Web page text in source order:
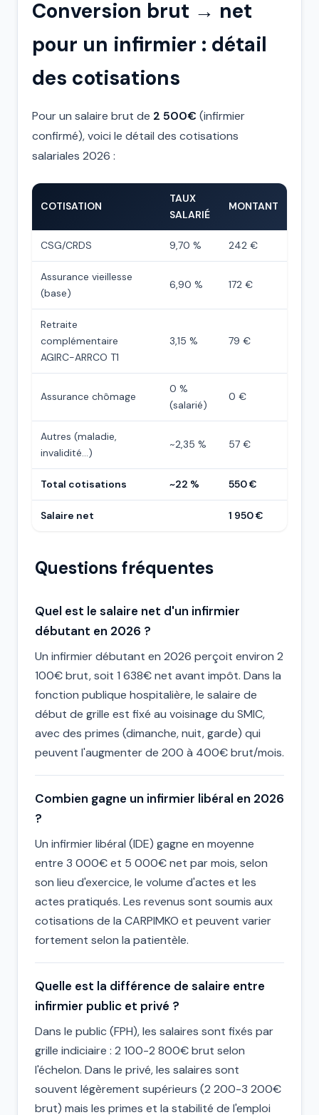
Conversion brut → net
pour un infirmier : détail
des cotisations
Pour un salaire brut de 2 500€ (infirmier
confirmé), voici le détail des cotisations
salariales 2026 :
COTISATION
TAUX
SALARIÉ
MONTANT
CSG/CRDS 9,70 % 242 €
Assurance vieillesse
(base)
6,90 % 172 €
Retraite
complémentaire
AGIRC-ARRCO T1
3,15 % 79 €
Assurance chômage
0 %
(salarié)
0 €
Autres (maladie,
invalidité…)
~2,35 % 57 €
Total cotisations ~22 % 550 €
Salaire net 1 950 €
Questions fréquentes
Quel est le salaire net d'un infirmier
débutant en 2026 ?
Un infirmier débutant en 2026 perçoit environ 2
100€ brut, soit 1 638€ net avant impôt. Dans la
fonction publique hospitalière, le salaire de
début de grille est fixé au voisinage du SMIC,
avec des primes (dimanche, nuit, garde) qui
peuvent l'augmenter de 200 à 400€ brut/mois.
Combien gagne un infirmier libéral en 2026
?
Un infirmier libéral (IDE) gagne en moyenne
entre 3 000€ et 5 000€ net par mois, selon
son lieu d'exercice, le volume d'actes et les
actes pratiqués. Les revenus sont soumis aux
cotisations de la CARPIMKO et peuvent varier
fortement selon la patientèle.
Quelle est la différence de salaire entre
infirmier public et privé ?
Dans le public (FPH), les salaires sont fixés par
grille indiciaire : 2 100-2 800€ brut selon
l'échelon. Dans le privé, les salaires sont
souvent légèrement supérieurs (2 200-3 200€
brut) mais les primes et la stabilité de l'emploi